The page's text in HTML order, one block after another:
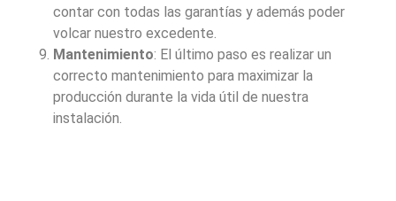
contar con todas las garantías y además poder
volcar nuestro excedente.
Mantenimiento: El último paso es realizar un
correcto mantenimiento para maximizar la
producción durante la vida útil de nuestra
instalación.